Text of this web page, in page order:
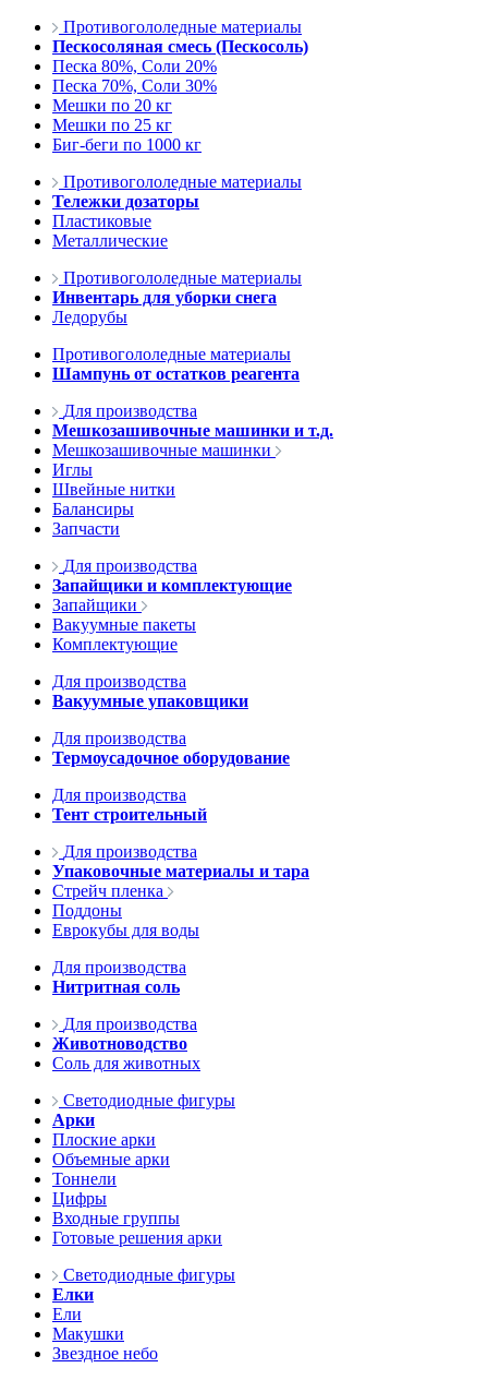
Противогололедные материалы
Пескосоляная смесь (Пескосоль)
Песка 80%, Соли 20%
Песка 70%, Соли 30%
Мешки по 20 кг
Мешки по 25 кг
Биг-беги по 1000 кг
Противогололедные материалы
Тележки дозаторы
Пластиковые
Металлические
Противогололедные материалы
Инвентарь для уборки снега
Ледорубы
Противогололедные материалы
Шампунь от остатков реагента
Для производства
Мешкозашивочные машинки и т.д.
Мешкозашивочные машинки
Иглы
Швейные нитки
Балансиры
Запчасти
Для производства
Запайщики и комплектующие
Запайщики
Вакуумные пакеты
Комплектующие
Для производства
Вакуумные упаковщики
Для производства
Термоусадочное оборудование
Для производства
Тент строительный
Для производства
Упаковочные материалы и тара
Стрейч пленка
Поддоны
Еврокубы для воды
Для производства
Нитритная соль
Для производства
Животноводство
Соль для животных
Светодиодные фигуры
Арки
Плоские арки
Объемные арки
Тоннели
Цифры
Входные группы
Готовые решения арки
Светодиодные фигуры
Елки
Ели
Макушки
Звездное небо